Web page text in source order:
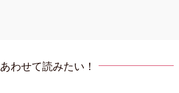
あわせて読みたい！